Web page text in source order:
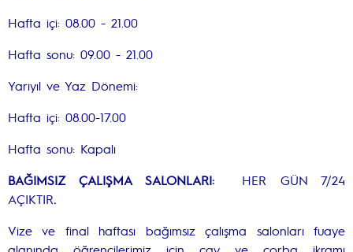
Hafta içi: 08.00 - 21.00
Hafta sonu: 09.00 - 21.00
Yarıyıl ve Yaz Dönemi:
Hafta içi: 08.00-17.00
Hafta sonu: Kapalı
BAĞIMSIZ ÇALIŞMA SALONLARI: HER GÜN 7/24
AÇIKTIR.
Vize ve final haftası bağımsız çalışma salonları fuaye